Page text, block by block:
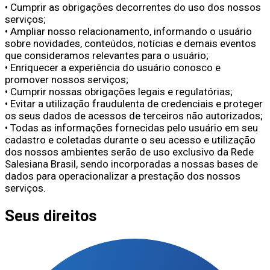
• Cumprir as obrigações decorrentes do uso dos nossos
serviços;
• Ampliar nosso relacionamento, informando o usuário
sobre novidades, conteúdos, notícias e demais eventos
que consideramos relevantes para o usuário;
• Enriquecer a experiência do usuário conosco e
promover nossos serviços;
• Cumprir nossas obrigações legais e regulatórias;
• Evitar a utilização fraudulenta de credenciais e proteger
os seus dados de acessos de terceiros não autorizados;
• Todas as informações fornecidas pelo usuário em seu
cadastro e coletadas durante o seu acesso e utilização
dos nossos ambientes serão de uso exclusivo da Rede
Salesiana Brasil, sendo incorporadas a nossas bases de
dados para operacionalizar a prestação dos nossos
serviços.
Seus direitos